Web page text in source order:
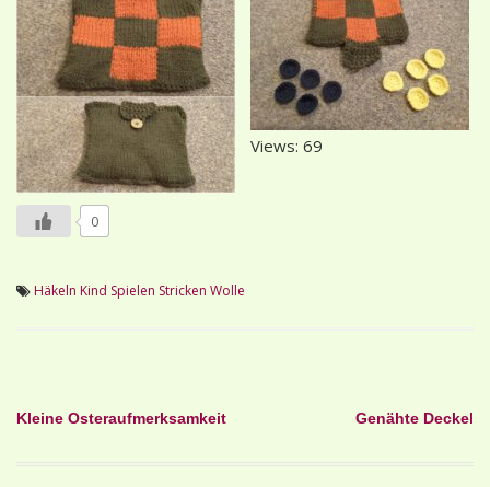
Views: 69
0
Häkeln Kind Spielen Stricken Wolle
Beitragsnavigation
Kleine Osteraufmerksamkeit Genähte Deckel